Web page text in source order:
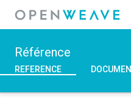
Référence
REFERENCE